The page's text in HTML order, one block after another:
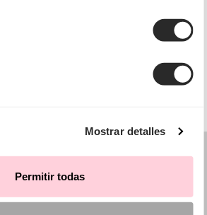
Mostrar detalles
Permitir todas